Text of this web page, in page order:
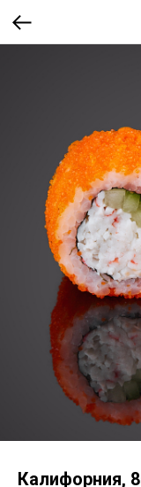
Калифорния,